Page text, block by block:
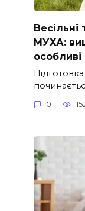
Весільні
МУХА:
особливі
0